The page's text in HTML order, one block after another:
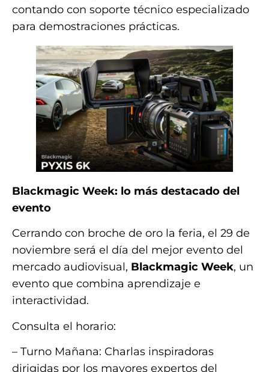
contando con soporte técnico especializado
para demostraciones prácticas.
Blackmagic Week: lo más destacado del
evento
Cerrando con broche de oro la feria, el 29 de
noviembre será el día del mejor evento del
mercado audiovisual, Blackmagic Week, un
evento que combina aprendizaje e
interactividad.
Consulta el horario:
– Turno Mañana: Charlas inspiradoras
dirigidas por los mayores expertos del